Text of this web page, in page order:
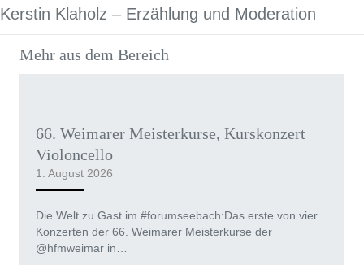
Kerstin Klaholz – Erzählung und Moderation
Mehr aus dem Bereich
66. Weimarer Meisterkurse, Kurskonzert
Violoncello
1. August 2026
Die Welt zu Gast im #forumseebach:Das erste von vier
Konzerten der 66. Weimarer Meisterkurse der
@hfmweimar in…